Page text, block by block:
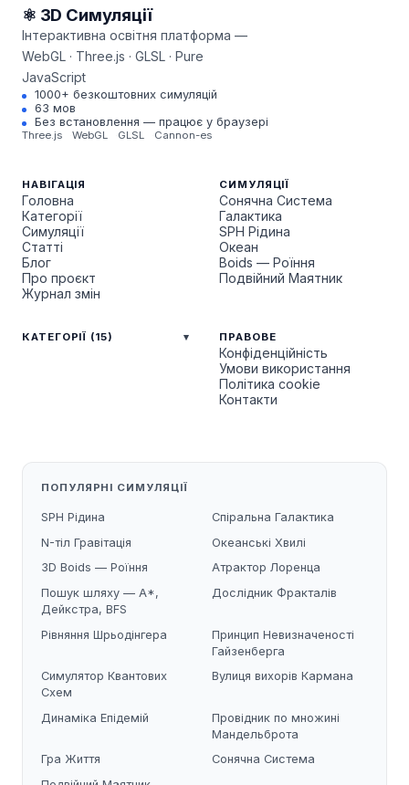
⚛ 3D Симуляції
Інтерактивна освітня платформа —
WebGL · Three.js · GLSL · Pure
JavaScript
1000+ безкоштовних симуляцій
63 мов
Без встановлення — працює у браузері
Three.js WebGL GLSL Cannon-es
НАВІГАЦІЯ
Головна
Категорії
Симуляції
Статті
Блог
Про проєкт
Журнал змін
СИМУЛЯЦІЇ
Сонячна Система
Галактика
SPH Рідина
Океан
Boids — Роїння
Подвійний Маятник
КАТЕГОРІЇ (15) ПРАВОВЕ
Конфіденційність
Умови використання
Політика cookie
Контакти
ПОПУЛЯРНІ СИМУЛЯЦІЇ
SPH Рідина
Спіральна Галактика
N-тіл Гравітація
Океанські Хвилі
3D Boids — Роїння
Атрактор Лоренца
Пошук шляху — A*,
Дейкстра, BFS
Дослідник Фракталів
Рівняння Шрьодінгера
Принцип Невизначеності
Гайзенберга
Симулятор Квантових
Схем
Вулиця вихорів Кармана
Динаміка Епідемій
Провідник по множині
Мандельброта
Гра Життя
Сонячна Система